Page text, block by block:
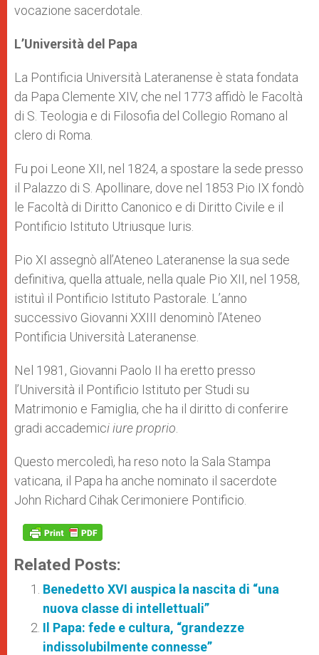
vocazione sacerdotale.
L’Università del Papa
La Pontificia Università Lateranense è stata fondata
da Papa Clemente XIV, che nel 1773 affidò le Facoltà
di S. Teologia e di Filosofia del Collegio Romano al
clero di Roma.
Fu poi Leone XII, nel 1824, a spostare la sede presso
il Palazzo di S. Apollinare, dove nel 1853 Pio IX fondò
le Facoltà di Diritto Canonico e di Diritto Civile e il
Pontificio Istituto Utriusque Iuris.
Pio XI assegnò all’Ateneo Lateranense la sua sede
definitiva, quella attuale, nella quale Pio XII, nel 1958,
istituì il Pontificio Istituto Pastorale. L’anno
successivo Giovanni XXIII denominò l’Ateneo
Pontificia Università Lateranense.
Nel 1981, Giovanni Paolo II ha eretto presso
l’Università il Pontificio Istituto per Studi su
Matrimonio e Famiglia, che ha il diritto di conferire
gradi accademici iure proprio
Questo mercoledì, ha reso noto la Sala Stampa
vaticana, il Papa ha anche nominato il sacerdote
John Richard Cihak Cerimoniere Pontificio.
Related Posts:
Benedetto XVI auspica la nascita di “una
nuova classe di intellettuali”
Il Papa: fede e cultura, “grandezze
indissolubilmente connesse”